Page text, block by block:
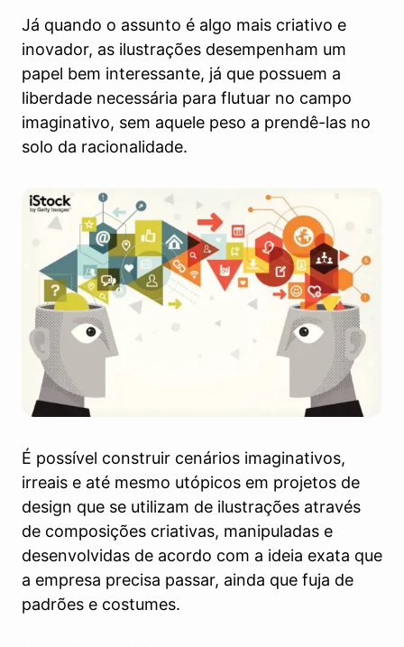
Já quando o assunto é algo mais criativo e
inovador, as ilustrações desempenham um
papel bem interessante, já que possuem a
liberdade necessária para flutuar no campo
imaginativo, sem aquele peso a prendê-las no
solo da racionalidade.
É possível construir cenários imaginativos,
irreais e até mesmo utópicos em projetos de
design que se utilizam de ilustrações através
de composições criativas, manipuladas e
desenvolvidas de acordo com a ideia exata que
a empresa precisa passar, ainda que fuja de
padrões e costumes.